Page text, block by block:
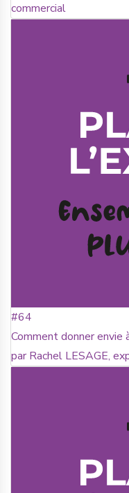
commercial
#64
Comment donner envie
par Rachel LESAGE,